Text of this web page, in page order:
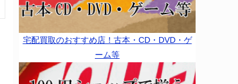
宅配買取のおすすめ店！古本・CD・DVD・ゲ
ーム等